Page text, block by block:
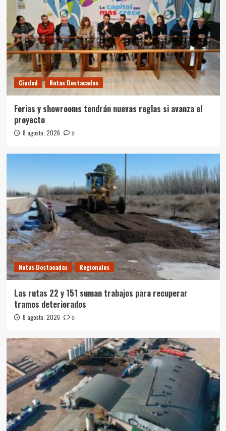
Ciudad Notas Destacadas
Ferias y showrooms tendrán nuevas reglas si avanza el
proyecto
8 agosto, 2026 0
Notas Destacadas Regionales
Las rutas 22 y 151 suman trabajos para recuperar
tramos deteriorados
8 agosto, 2026 0